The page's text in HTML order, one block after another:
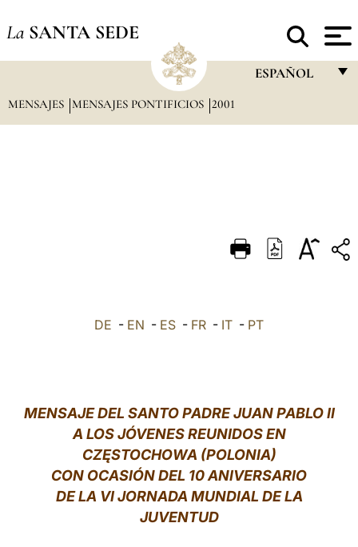
La SANTA SEDE
ESPAÑOL
DEUTSCH
العربيّة
MENSAJES MENSAJES PONTIFICIOS 2001
DE - EN - ES - FR - IT - PT
MENSAJE DEL SANTO PADRE JUAN PABLO II
A LOS JÓVENES REUNIDOS EN
CZĘSTOCHOWA (POLONIA)
CON OCASIÓN DEL 10 ANIVERSARIO
DE LA VI JORNADA MUNDIAL DE LA
JUVENTUD